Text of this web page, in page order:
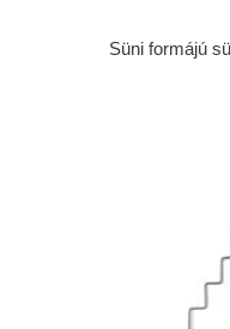
Süni formájú